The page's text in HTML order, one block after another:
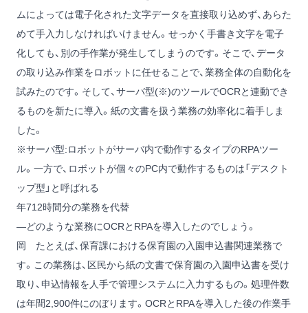
ムによっては電子化された文字データを直接取り込めず、あらた
めて手入力しなければいけません。せっかく手書き文字を電子
化しても、別の手作業が発生してしまうのです。そこで、データ
の取り込み作業をロボットに任せることで、業務全体の自動化を
試みたのです。そして、サーバ型(※)のツールでOCRと連動でき
るものを新たに導入。紙の文書を扱う業務の効率化に着手しま
した。
※サーバ型:ロボットがサーバ内で動作するタイプのRPAツー
ル。一方で、ロボットが個々のPC内で動作するものは「デスクト
ップ型」と呼ばれる
年712時間分の業務を代替
―どのような業務にOCRとRPAを導入したのでしょう。
岡 たとえば、保育課における保育園の入園申込書関連業務で
す。この業務は、区民から紙の文書で保育園の入園申込書を受け
取り、申込情報を人手で管理システムに入力するもの。処理件数
は年間2,900件にのぼります。OCRとRPAを導入した後の作業手